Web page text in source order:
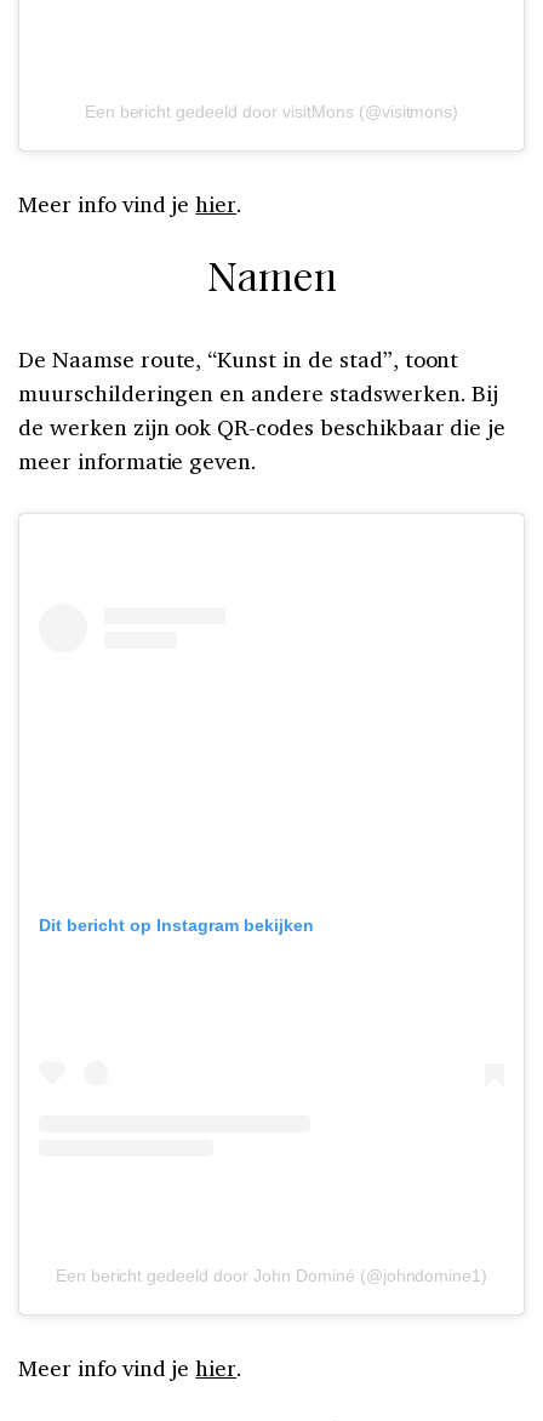
Een bericht gedeeld door visitMons (@visitmons)
Meer info vind jehier.
Namen
De Naamse route, “Kunst in de stad”, toont
muurschilderingen en andere stadswerken. Bij
de werken zijn ook QR-codes beschikbaar die je
meer informatie geven.
Dit bericht op Instagram bekijken
Een bericht gedeeld door John Dominé (@johndomine1)
Meer info vind jehier.